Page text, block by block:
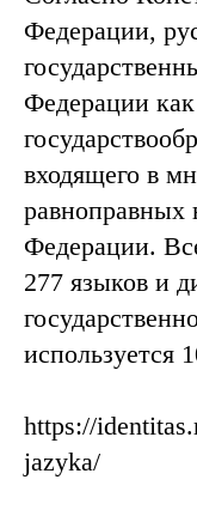
Федерации,
Федерации
входящего в
равноправных
Федерации.
277 языков и
используется
https://
jazyka/